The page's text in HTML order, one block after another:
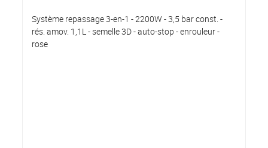
Système repassage 3-en-1 - 2200W - 3,5 bar const. -
rés. amov. 1,1L - semelle 3D - auto-stop - enrouleur -
rose